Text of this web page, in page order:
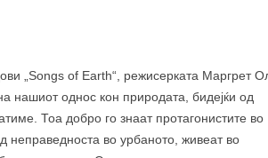
Сковран ја разработува темата на родовата